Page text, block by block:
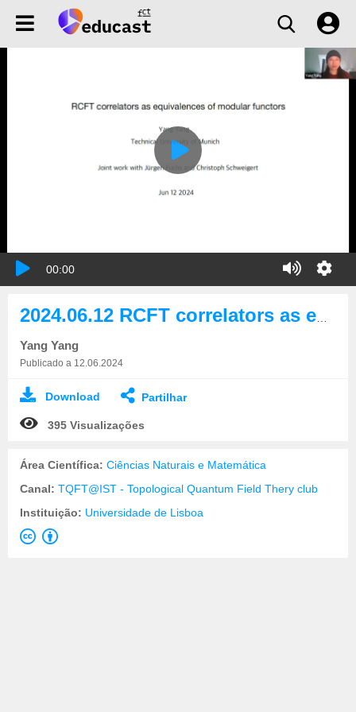
00:00
Yang Yang
Publicado a 12.06.2024
Download Partilhar
395 Visualizações
Área Científica: Ciências Naturais e Matemática
Canal: TQFT@IST - Topological Quantum Field Thery club
Instituição: Universidade de Lisboa